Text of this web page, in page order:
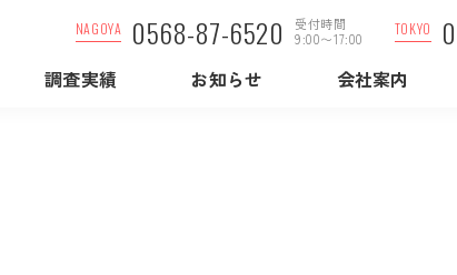
NAGOYA 0568-87-6520
受付時間
9:00〜17:00
TOKYO
調査実績 お知らせ 会社案内